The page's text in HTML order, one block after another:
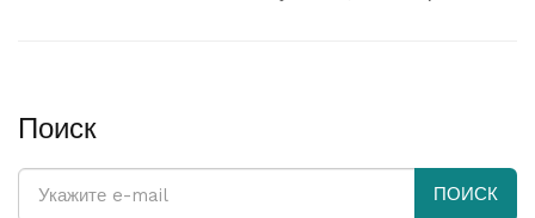
Поиск
ПОИСК